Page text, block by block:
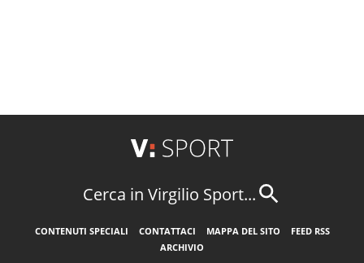
Cerca in Virgilio Sport...
CONTENUTI SPECIALI CONTATTACI MAPPA DEL SITO
FEED RSS
ARCHIVIO